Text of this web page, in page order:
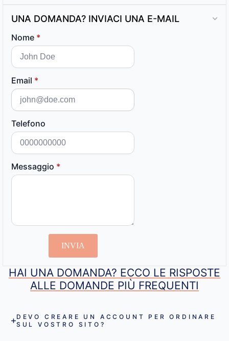
UNA DOMANDA? INVIACI UNA E-MAIL
Nome *
Email *
Telefono
Messaggio *
INVIA
HAI UNA DOMANDA? ECCO LE RISPOSTE
ALLE DOMANDE PIÙ FREQUENTI
DEVO CREARE UN ACCOUNT PER ORDINARE
SUL VOSTRO SITO?